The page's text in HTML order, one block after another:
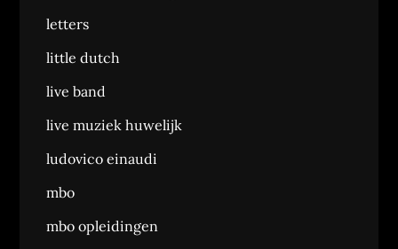
letters
little dutch
live band
live muziek huwelijk
ludovico einaudi
mbo
mbo opleidingen